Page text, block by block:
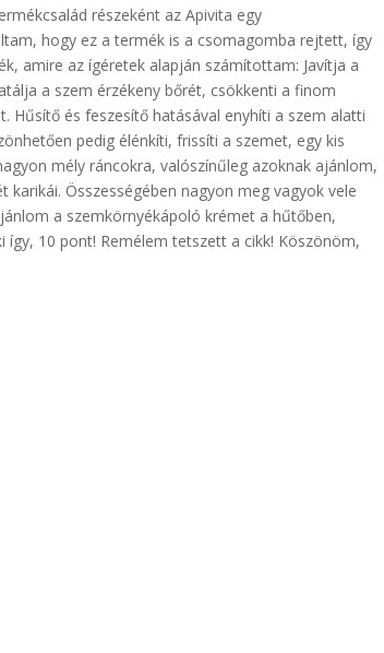
részeként az Apivita egy
hogy ez a termék is a csomagomba rejtett, így
amire az ígéretek alapján számítottam: Javítja a
a szem érzékeny bőrét, csökkenti a finom
Hűsítő és feszesítő hatásával enyhíti a szem alatti
pedig élénkíti, frissíti a szemet, egy kis
mély ráncokra, valószínűleg azoknak ajánlom,
Összességében nagyon meg vagyok vele
a szemkörnyékápoló krémet a hűtőben,
10 pont! Remélem tetszett a cikk! Köszönöm,